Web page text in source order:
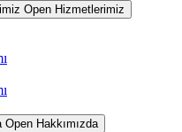
Open Hizmetlerimiz
Open Hakkımızda